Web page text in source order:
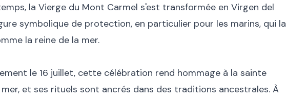
la Vierge du Mont Carmel s'est transformée en Virgen del
symbolique de protection, en particulier pour les marins, qui la
la reine de la mer.
le 16 juillet, cette célébration rend hommage à la sainte
et ses rituels sont ancrés dans des traditions ancestrales. À